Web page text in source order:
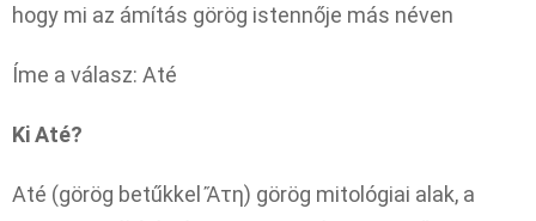
hogy mi az ámítás görög istennője más néven
Íme a válasz: Até
Ki Até?
Até (görög betűkkel Ἄτη) görög mitológiai alak, a